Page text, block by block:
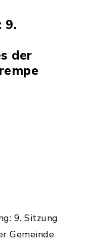
9.
der
9. Sitzung
Gemeinde